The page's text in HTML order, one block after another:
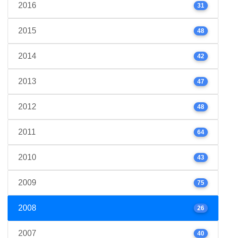
2016 31
2015 48
2014 42
2013 47
2012 48
2011 64
2010 43
2009 75
2008 26
2007 40